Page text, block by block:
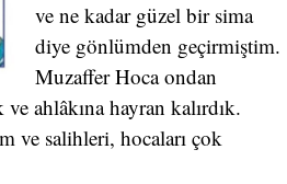
ve ne kadar güzel bir sima
diye gönlümden geçirmiştim.
Muzaffer Hoca ondan
ahlâkına hayran kalırdık.
ve salihleri, hocaları çok